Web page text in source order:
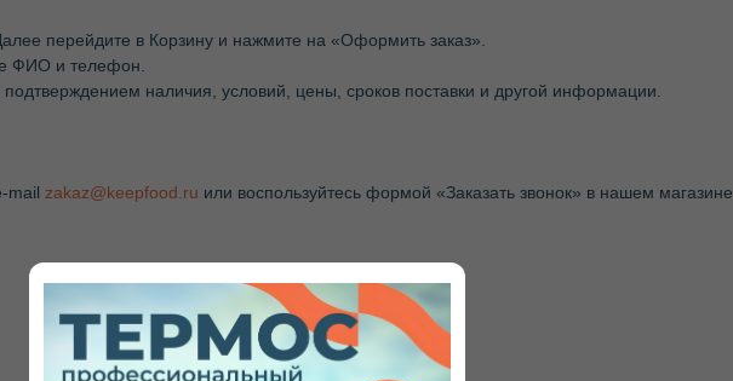
перейдите в Корзину и нажмите на «Оформить заказ».
ФИО и телефон.
наличия, условий, цены, сроков поставки и другой информации.
mail zakaz@keepfood.ru или воспользуйтесь формой «Заказать звонок» в нашем магазине.